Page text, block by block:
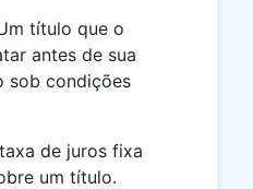
título que o
antes de sua
sob condições
de juros fixa
um título.